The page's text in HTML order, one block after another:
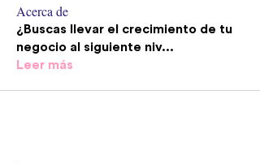
Acerca de
¿Buscas llevar el crecimiento de tu
negocio al siguiente niv...
Leer más